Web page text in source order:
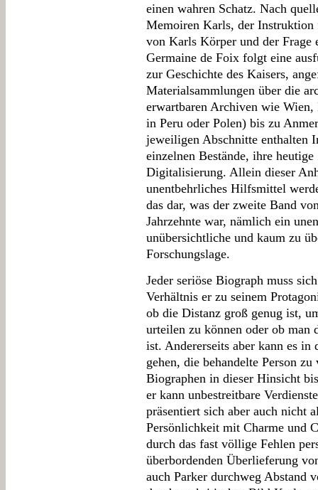
einen wahren Schatz. Nach
Memoiren Karls, der
von Karls Körper und der Frage
Germaine de Foix folgt eine
zur Geschichte des Kaisers,
Materialsammlungen über die
erwartbaren Archiven wie Wien,
in Peru oder Polen) bis zu
jeweiligen Abschnitte enthalten
einzelnen Bestände, ihre
Digitalisierung. Allein dieser
unentbehrliches Hilfsmittel
das dar, was der zweite Band
Jahrzehnte war, nämlich ein
unübersichtliche und kaum zu
Forschungslage.
Jeder seriöse Biograph muss
Verhältnis er zu seinem
ob die Distanz groß genug ist,
urteilen zu können oder ob man
ist. Andererseits aber kann es in
gehen, die behandelte Person
Biographen in dieser Hinsicht
er kann unbestreitbare
präsentiert sich aber auch nicht
Persönlichkeit mit Charme und
durch das fast völlige Fehlen
überbordenden Überlieferung
auch Parker durchweg Abstand